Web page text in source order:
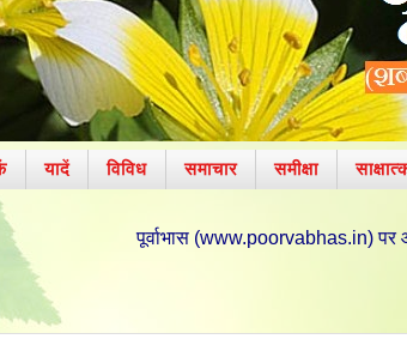
यादें विविध समाचार समीक्षा
पूर्वाभास (www.poorvabhas.in) पर आपका हार्दिक